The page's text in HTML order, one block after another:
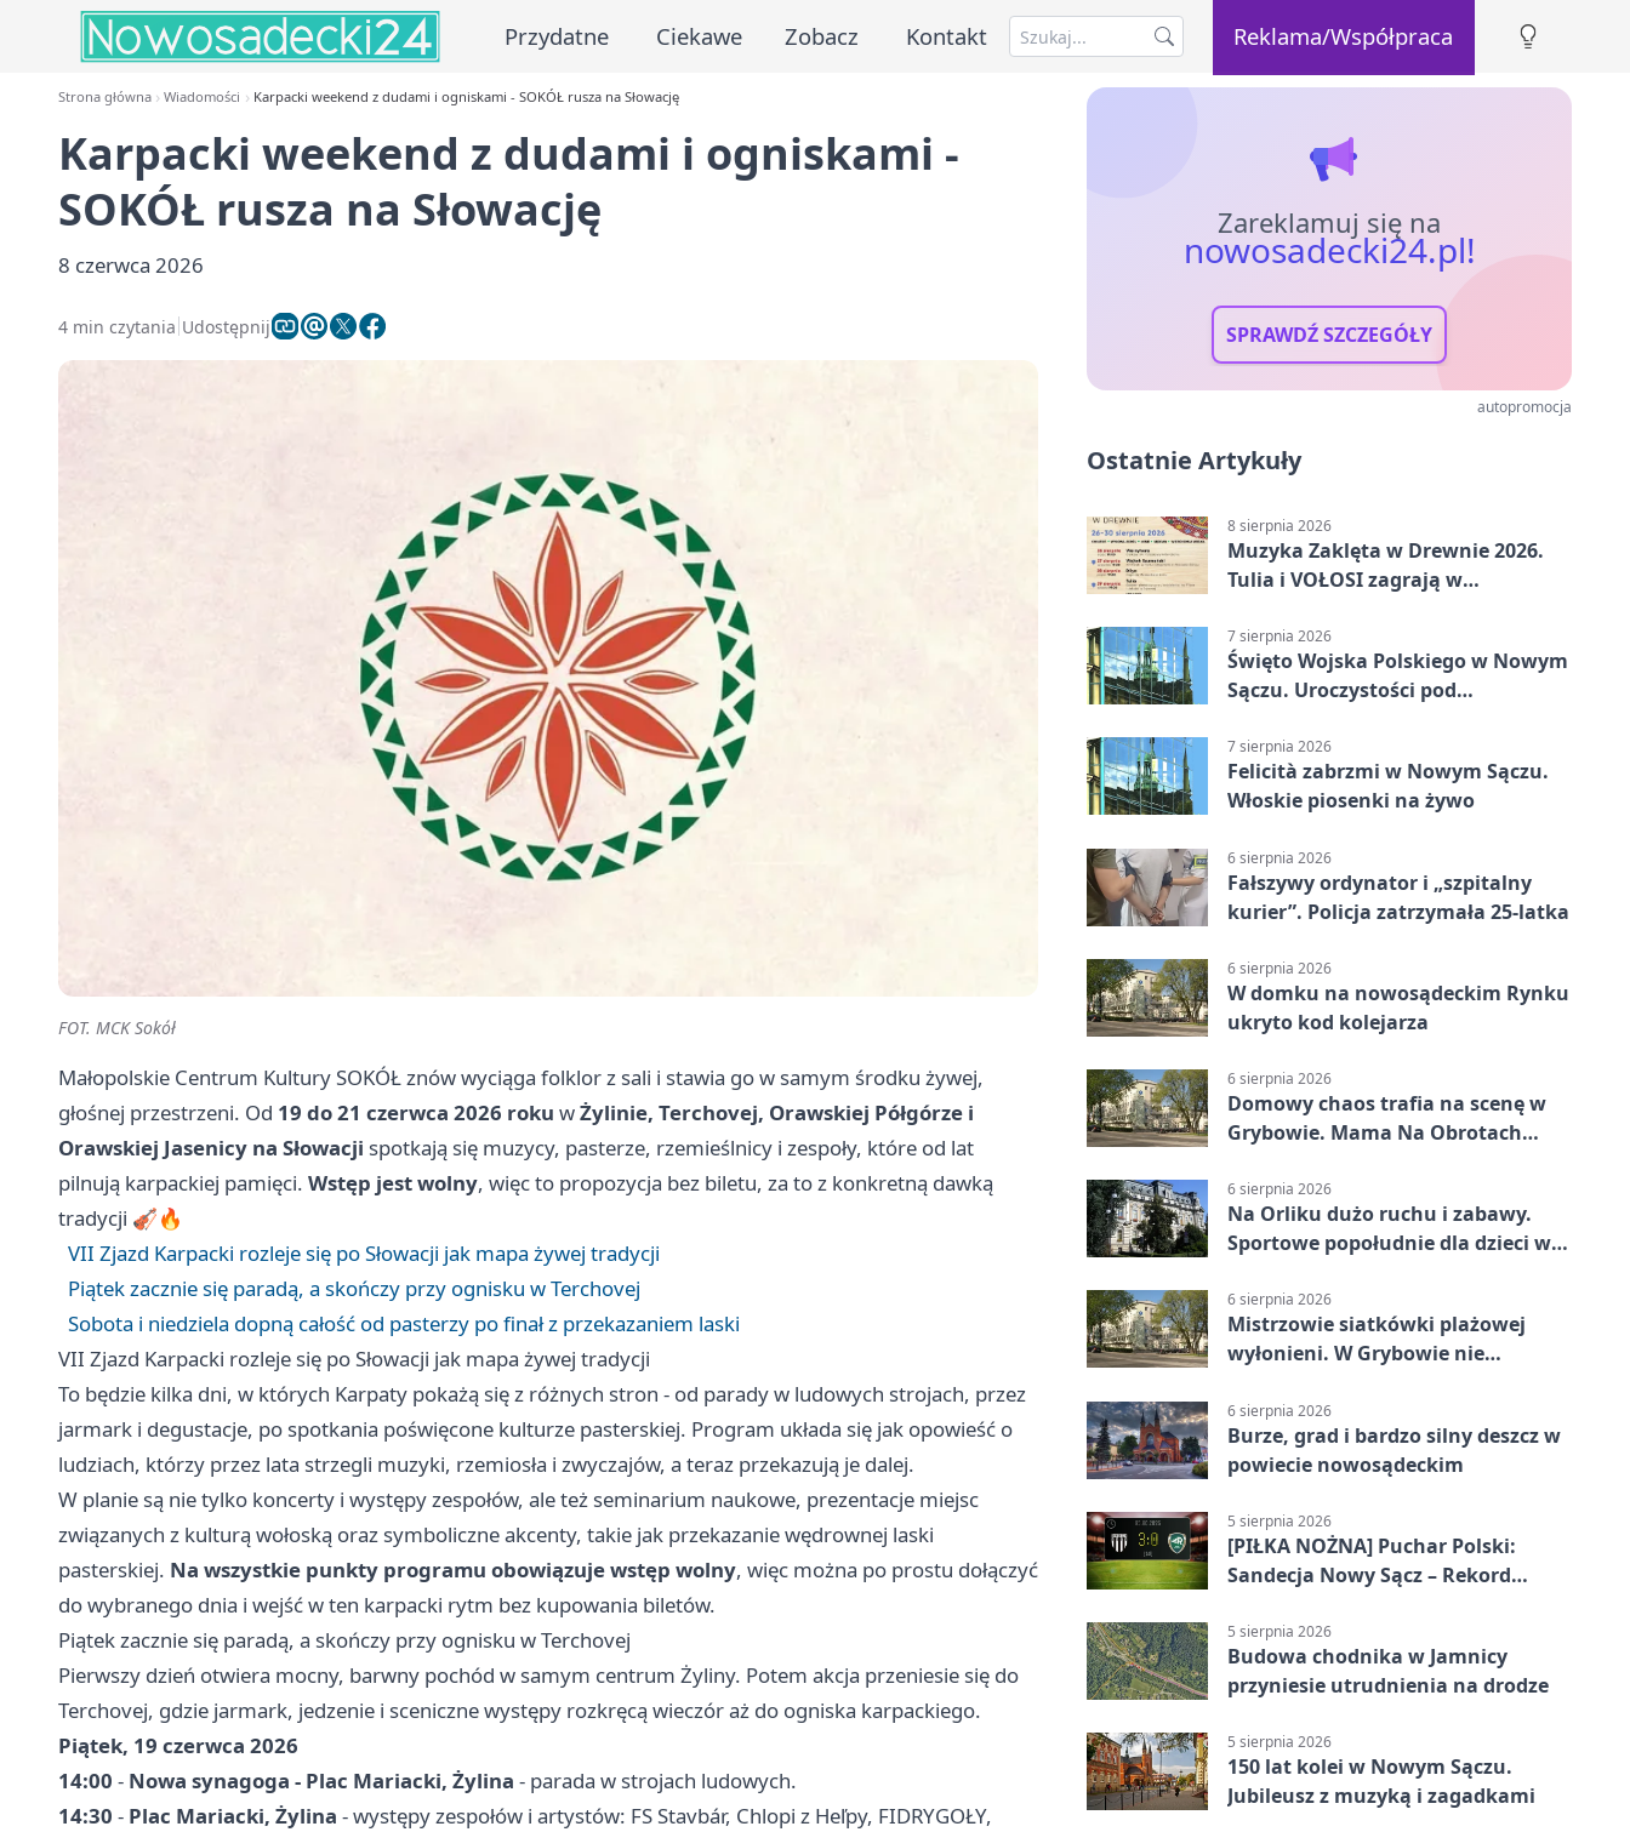
Przydatne Ciekawe Zobacz Kontakt Reklama/Współpraca
Strona główna Wiadomości Karpacki weekend z dudami i ogniskami - SOKÓŁ rusza na Słowację
Karpacki weekend z dudami i ogniskami -
SOKÓŁ rusza na Słowację
8 czerwca 2026
4 min czytania Udostępnij
FOT. MCK Sokół
Małopolskie Centrum Kultury SOKÓŁ znów wyciąga folklor z sali i stawia go w samym środku żywej,
głośnej przestrzeni. Od 19 do 21 czerwca 2026 roku wŻylinie, Terchovej, Orawskiej Półgórze i
Orawskiej Jasenicy na Słowacji spotkają się muzycy, pasterze, rzemieślnicy i zespoły, które od lat
pilnują karpackiej pamięci. Wstęp jest wolny, więc to propozycja bez biletu, za to z konkretną dawką
tradycji 🎻🔥
VII Zjazd Karpacki rozleje się po Słowacji jak mapa żywej tradycji
Piątek zacznie się paradą, a skończy przy ognisku w Terchovej
Sobota i niedziela dopną całość od pasterzy po finał z przekazaniem laski
VII Zjazd Karpacki rozleje się po Słowacji jak mapa żywej tradycji
To będzie kilka dni, w których Karpaty pokażą się z różnych stron - od parady w ludowych strojach, przez
jarmark i degustacje, po spotkania poświęcone kulturze pasterskiej. Program układa się jak opowieść o
ludziach, którzy przez lata strzegli muzyki, rzemiosła i zwyczajów, a teraz przekazują je dalej.
W planie są nie tylko koncerty i występy zespołów, ale też seminarium naukowe, prezentacje miejsc
związanych z kulturą wołoską oraz symboliczne akcenty, takie jak przekazanie wędrownej laski
pasterskiej. Na wszystkie punkty programu obowiązuje wstęp wolny, więc można po prostu dołączyć
do wybranego dnia i wejść w ten karpacki rytm bez kupowania biletów.
Piątek zacznie się paradą, a skończy przy ognisku w Terchovej
Pierwszy dzień otwiera mocny, barwny pochód w samym centrum Żyliny. Potem akcja przeniesie się do
Terchovej, gdzie jarmark, jedzenie i sceniczne występy rozkręcą wieczór aż do ogniska karpackiego.
Piątek, 19 czerwca 2026
14:00 - Nowa synagoga - Plac Mariacki, Żylina - parada w strojach ludowych.
14:30 - Plac Mariacki, Żylina - występy zespołów i artystów: FS Stavbár, Chlopi z Heľpy, FIDRYGOŁY,
Zareklamuj się na
nowosadecki24.pl!
SPRAWDŹ SZCZEGÓŁY
autopromocja
Ostatnie Artykuły
8 sierpnia 2026
Muzyka Zaklęta w Drewnie 2026.
Tulia i VOŁOSI zagrają w
7 sierpnia 2026
Święto Wojska Polskiego w Nowym
Sączu. Uroczystości pod
7 sierpnia 2026
Felicità zabrzmi w Nowym Sączu.
Włoskie piosenki na żywo
6 sierpnia 2026
Fałszywy ordynator i „szpitalny
kurier”. Policja zatrzymała 25-latka
6 sierpnia 2026
W domku na nowosądeckim Rynku
ukryto kod kolejarza
6 sierpnia 2026
Domowy chaos trafia na scenę w
Grybowie. Mama Na Obrotach
6 sierpnia 2026
Na Orliku dużo ruchu i zabawy.
Sportowe popołudnie dla dzieci w
6 sierpnia 2026
Mistrzowie siatkówki plażowej
wyłonieni. W Grybowie nie
6 sierpnia 2026
Burze, grad i bardzo silny deszcz w
powiecie nowosądeckim
5 sierpnia 2026
[PIŁKA NOŻNA] Puchar Polski:
Sandecja Nowy Sącz – Rekord
5 sierpnia 2026
Budowa chodnika w Jamnicy
przyniesie utrudnienia na drodze
5 sierpnia 2026
150 lat kolei w Nowym Sączu.
Jubileusz z muzyką i zagadkami